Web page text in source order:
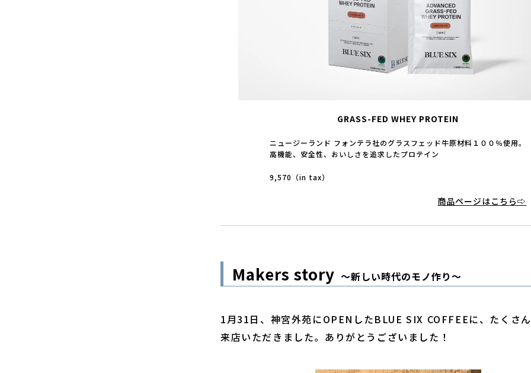
GRASS-FED WHEY PROTEIN
ニュージーランド フォンテラ社のグラスフェッド牛原材料１００％使用。
高機能、安全性、おいしさを追求したプロテイン
9,570（in tax）
商品ページはこちら⇨
Makers story 〜新しい時代のモノ作り〜
1月31日、神宮外苑にOPENしたBLUE SIX COFFEEに、たくさ
来店いただきました。ありがとうございました！